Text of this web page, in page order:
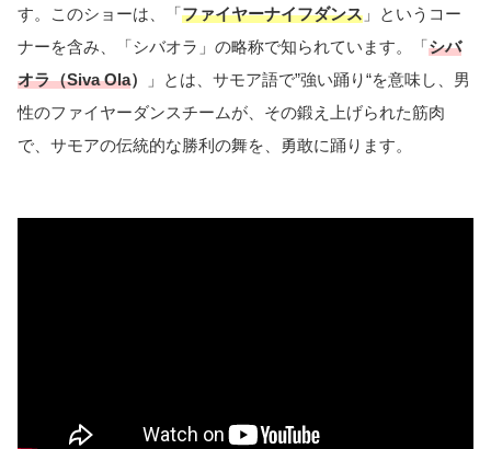
す。このショーは、「ファイヤーナイフダンス 」というコー
ナーを含み、「シバオラ」の略称で知られています。「シバ
オラ（Siva Ola）
」とは、サモア語で”強い踊り“を意味し、男
性のファイヤーダンスチームが、その鍛え上げられた筋肉
で、サモアの伝統的な勝利の舞を、勇敢に踊ります。